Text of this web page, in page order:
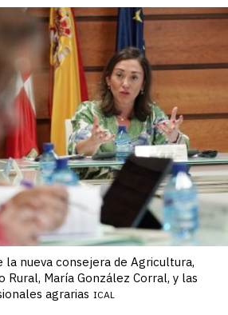
nueva consejera de Agricultura,
Rural, María González Corral, y las
agrarias ICAL